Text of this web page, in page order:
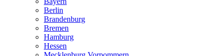
Berlin
Brandenburg
Bremen
Hamburg
Hessen